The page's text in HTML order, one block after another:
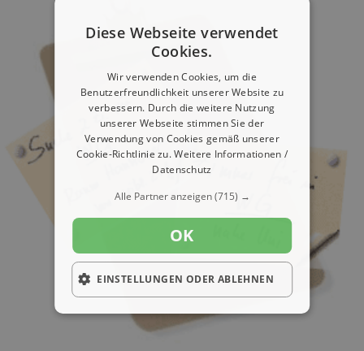
Diese Webseite verwendet
Cookies.
Wir verwenden Cookies, um die
Benutzerfreundlichkeit unserer Website zu
verbessern. Durch die weitere Nutzung
unserer Webseite stimmen Sie der
Verwendung von Cookies gemäß unserer
Cookie-Richtlinie zu.Weitere Informationen /
Datenschutz
Alle Partner anzeigen(715) →
OK
EINSTELLUNGEN ODER ABLEHNEN